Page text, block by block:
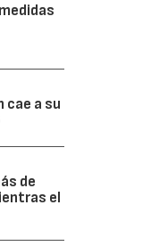
cae a su
de
el